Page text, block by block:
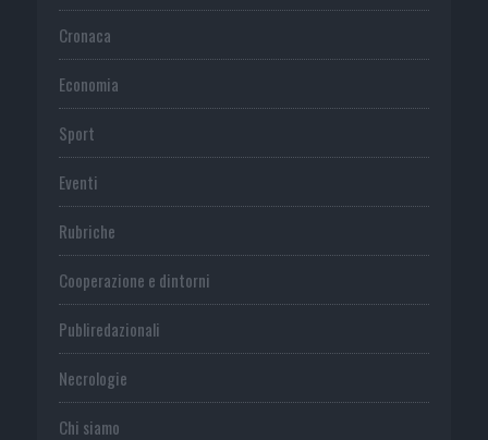
Cronaca
Economia
Sport
Eventi
Rubriche
Cooperazione e dintorni
Publiredazionali
Necrologie
Chi siamo